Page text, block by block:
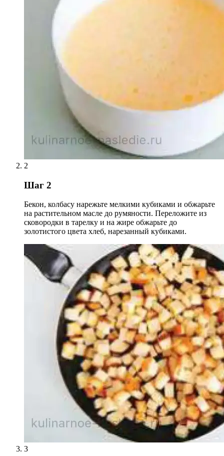
2
Шаг 2
Бекон, колбасу нарежьте мелкими кубиками и обжарьте
на растительном масле до румяности. Переложите из
сковородки в тарелку и на жире обжарьте до
золотистого цвета хлеб, нарезанный кубиками.
3